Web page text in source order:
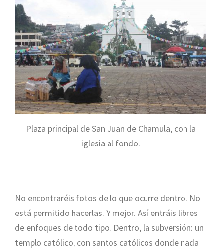
Plaza principal de San Juan de Chamula, con la
iglesia al fondo.
No encontraréis fotos de lo que ocurre dentro. No
está permitido hacerlas. Y mejor. Así entráis libres
de enfoques de todo tipo. Dentro, la subversión: un
templo católico, con santos católicos donde nada